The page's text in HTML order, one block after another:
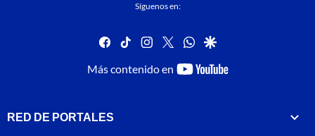
Síguenos en:
facebook
tiktok instagram
twitterwhatsapp
google
Más contenido en
youtube-
RED DE PORTALES